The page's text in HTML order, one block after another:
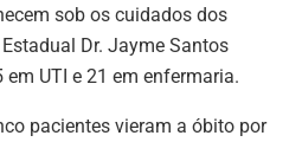
sob os cuidados dos
Dr. Jayme Santos
em UTI e 21 em enfermaria.
pacientes vieram a óbito por